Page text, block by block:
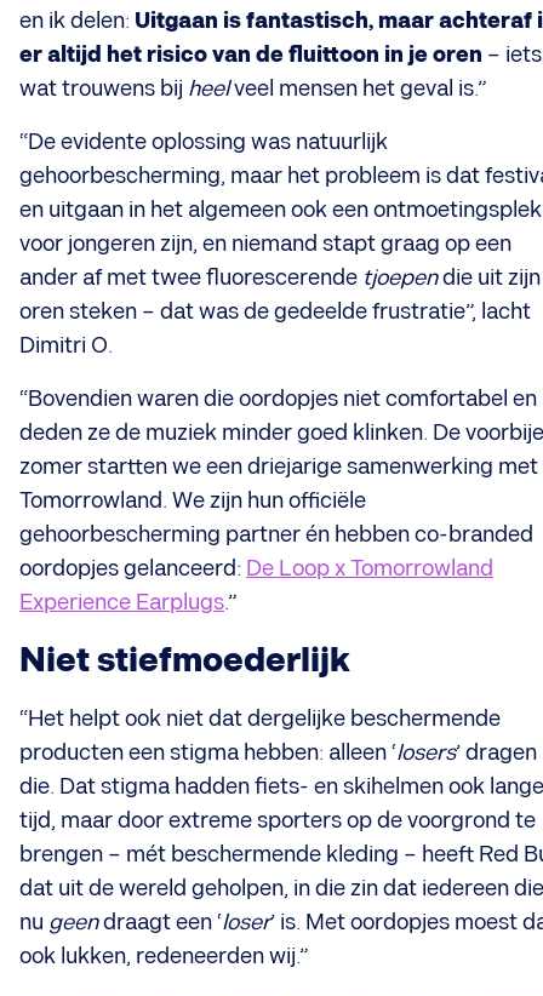
en ik delen: Uitgaan is fantastisch, maar achteraf
er altijd het risico van de fluittoon in je oren – iets
wat trouwens bij heelveel mensen het geval is.”
“De evidente oplossing was natuurlijk
gehoorbescherming, maar het probleem is dat
en uitgaan in het algemeen ook een ontmoetingsplek
voor jongeren zijn, en niemand stapt graag op een
ander af met twee fluorescerende tjoependie uit zijn
oren steken – dat was de gedeelde frustratie”, lacht
Dimitri O.
“Bovendien waren die oordopjes niet comfortabel en
deden ze de muziek minder goed klinken. De voorbije
zomer startten we een driejarige samenwerking met
Tomorrowland. We zijn hun officiële
gehoorbescherming partner én hebben co-branded
oordopjes gelanceerd: De Loop x Tomorrowland
Experience Earplugs.”
Niet stiefmoederlijk
“Het helpt ook niet dat dergelijke beschermende
producten een stigma hebben: alleen ‘losers’dragen
die. Dat stigma hadden fiets- en skihelmen ook lange
tijd, maar door extreme sporters op de voorgrond te
brengen – mét beschermende kleding – heeft Red
dat uit de wereld geholpen, in die zin dat iedereen die
nu geendraagt een ‘loser’ is. Met oordopjes moest
ook lukken, redeneerden wij.”